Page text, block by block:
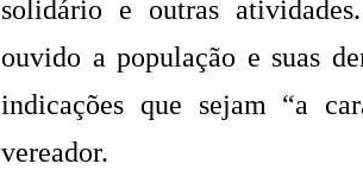
solidário e outras
ouvido a população e suas
indicações que sejam “a
vereador.